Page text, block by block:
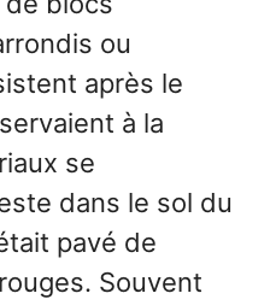
ou
après le
à la
se
dans le sol du
pavé de
Souvent